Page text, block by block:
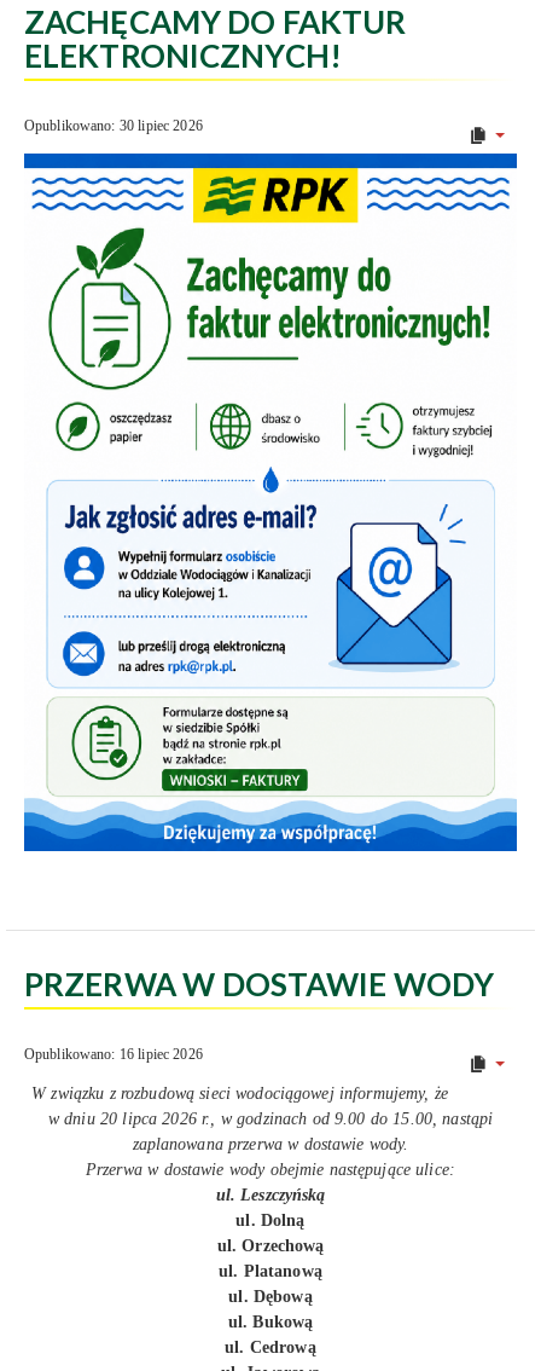
ZACHĘCAMY DO FAKTUR
ELEKTRONICZNYCH!
Opublikowano: 30 lipiec 2026
PRZERWA W DOSTAWIE WODY
Opublikowano: 16 lipiec 2026
W związku z rozbudową sieci wodociągowej informujemy, że
w dniu 20 lipca 2026 r., w godzinach od 9.00 do 15.00, nastąpi
zaplanowana przerwa w dostawie wody.
Przerwa w dostawie wody obejmie następujące ulice:
ul. Leszczyńską
ul. Dolną
ul. Orzechową
ul. Platanową
ul. Dębową
ul. Bukową
ul. Cedrową